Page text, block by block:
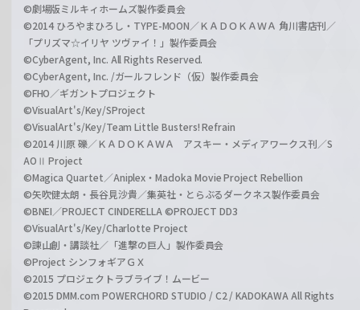
©劇場版ミルキィホームズ製作委員会
©2014 ひろやまひろし・TYPE-MOON／ＫＡＤＯＫＡＷＡ 角川書店刊／
「プリズマ☆イリヤ ツヴァイ！」製作委員会
©CyberAgent, Inc. All Rights Reserved.
©CyberAgent, Inc. /ガールフレンド（仮）製作委員会
©FHO／ギガントプロジェクト
©VisualArt's/Key/SProject
©VisualArt's/Key/Team Little Busters! Refrain
©2014 川原 礫／ＫＡＤＯＫＡＷＡ アスキー・メディアワークス刊／S
AOⅡ Project
©Magica Quartet／Aniplex・Madoka Movie Project Rebellion
©矢吹健太朗・長谷見沙貴／集英社・とらぶるダークネス製作委員会
©BNEI／PROJECT CINDERELLA ©PROJECT DD3
©VisualArt's/Key/Charlotte Project
©諫山創・講談社／「進撃の巨人」製作委員会
©Project シンフォギアＧＸ
©2015 プロジェクトラブライブ！ムービー
©2015 DMM.com POWERCHORD STUDIO / C2 / KADOKAWA All Rights